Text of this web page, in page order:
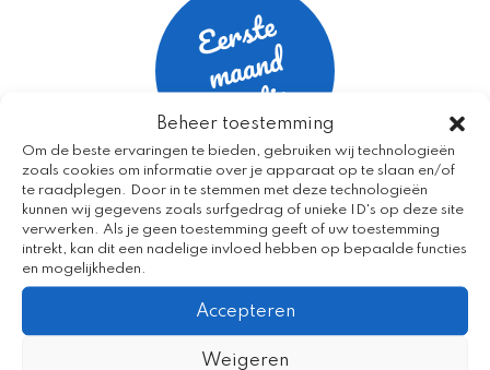
Beheer toestemming
Om de beste ervaringen te bieden, gebruiken wij technologieën
zoals cookies om informatie over je apparaat op te slaan en/of
te raadplegen. Door in te stemmen met deze technologieën
kunnen wij gegevens zoals surfgedrag of unieke ID's op deze site
verwerken. Als je geen toestemming geeft of uw toestemming
intrekt, kan dit een nadelige invloed hebben op bepaalde functies
en mogelijkheden.
Accepteren
Weigeren
Blader door de catalogus
Blijf op de hoogte, abonneer je op de
nieuwsbrief